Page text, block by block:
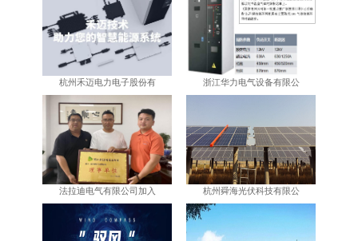
杭州禾迈电力电子股份有 浙江华力电气设备有限公
法拉迪电气有限公司加入 杭州舜海光伏科技有限公